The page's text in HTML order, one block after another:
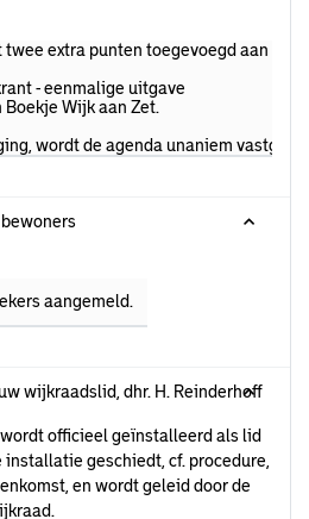
twee extra punten toegevoegd aan de
- eenmalige uitgave
Boekje Wijk aan Zet.
wordt de agenda unaniem
aangemeld.
wijkraadslid, dhr. H. Reinderhoff
wordt officieel geïnstalleerd als lid
installatie geschiedt, cf. procedure,
en wordt geleid door de